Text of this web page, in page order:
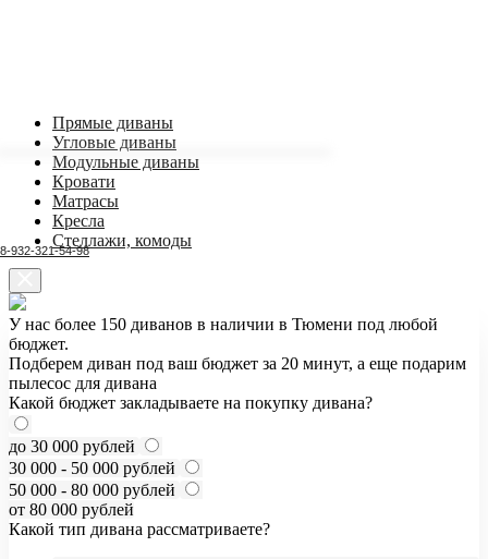
8-932-321-54-98
Прямые диваны
Угловые диваны
Модульные диваны
Кровати
Матрасы
Кресла
Стеллажи, комоды
У нас более 150 диванов в наличии в Тюмени под любой
бюджет.
Подберем диван под ваш бюджет за 20 минут, а еще подарим
пылесос для дивана
Какой бюджет закладываете на покупку дивана?
до 30 000 рублей
30 000 - 50 000 рублей
50 000 - 80 000 рублей
от 80 000 рублей
Какой тип дивана рассматриваете?